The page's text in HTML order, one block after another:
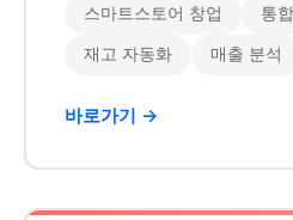
스마트스토어 창업 통
재고 자동화 매출 분석
바로가기 →